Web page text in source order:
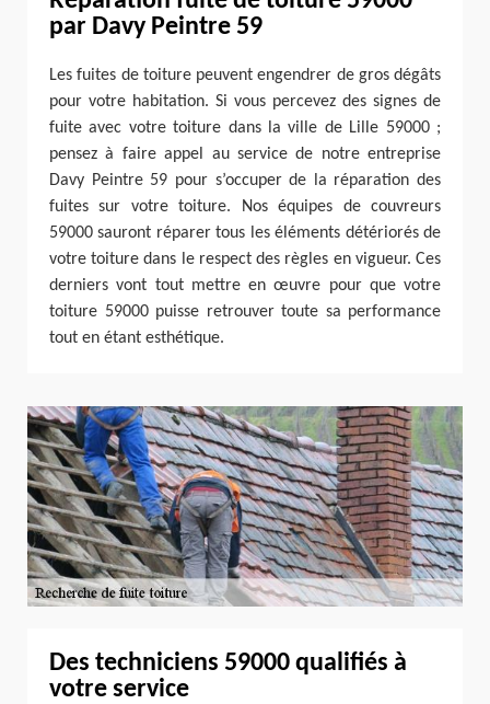
par Davy Peintre 59
Les fuites de toiture peuvent engendrer de gros dégâts
pour votre habitation. Si vous percevez des signes de
fuite avec votre toiture dans la ville de Lille 59000 ;
pensez à faire appel au service de notre entreprise
Davy Peintre 59 pour s’occuper de la réparation des
fuites sur votre toiture. Nos équipes de couvreurs
59000 sauront réparer tous les éléments détériorés de
votre toiture dans le respect des règles en vigueur. Ces
derniers vont tout mettre en œuvre pour que votre
toiture 59000 puisse retrouver toute sa performance
tout en étant esthétique.
Des techniciens 59000 qualifiés à
votre service